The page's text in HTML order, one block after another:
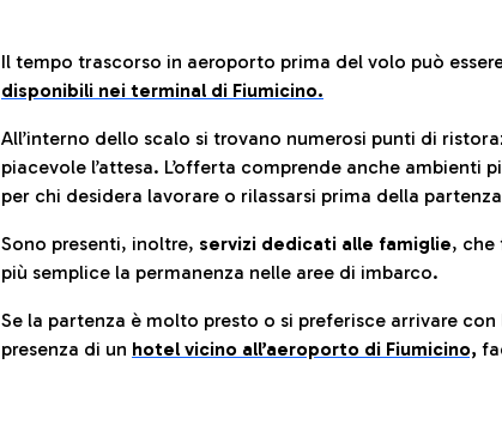
Il tempo trascorso in aeroporto prima del volo può
disponibili nei terminal di Fiumicino.
All’interno dello scalo si trovano numerosi punti di
piacevole l’attesa. L’offerta comprende anche ambienti
per chi desidera lavorare o rilassarsi prima della
Sono presenti, inoltre, servizi dedicati alle famiglie, che
più semplice la permanenza nelle aree di imbarco.
Se la partenza è molto presto o si preferisce arrivare
presenza di un hotel vicino all’aeroporto di Fiumicino,